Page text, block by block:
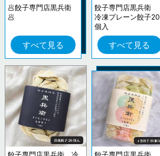
🥟餃子専門店黒兵衛
🥟
すべて見る
餃子専門店黒兵衛
冷凍プレーン餃子20
個入
すべて見る